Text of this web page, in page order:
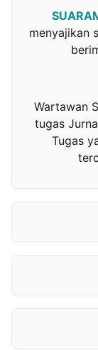
menyajikan
Wartawan
tugas
Tugas